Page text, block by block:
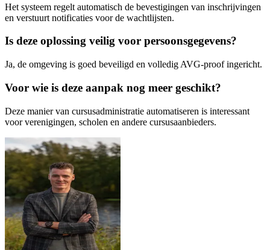
Het systeem regelt automatisch de bevestigingen van inschrijvingen
en verstuurt notificaties voor de wachtlijsten.
Is deze oplossing veilig voor persoonsgegevens?
Ja, de omgeving is goed beveiligd en volledig AVG-proof ingericht.
Voor wie is deze aanpak nog meer geschikt?
Deze manier van cursusadministratie automatiseren is interessant
voor verenigingen, scholen en andere cursusaanbieders.